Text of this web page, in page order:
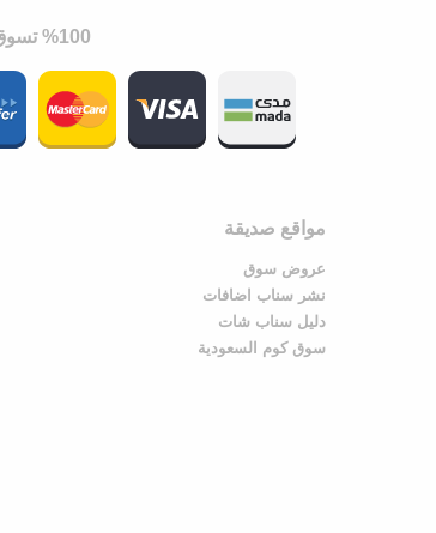
%100 تسوق إلكتروني آمن
مواقع صديقة
عروض سوق
نشر سناب اضافات
دليل سناب شات
سوق كوم السعودية